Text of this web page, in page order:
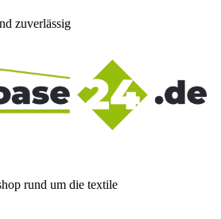
zuverlässig
rund um die textile